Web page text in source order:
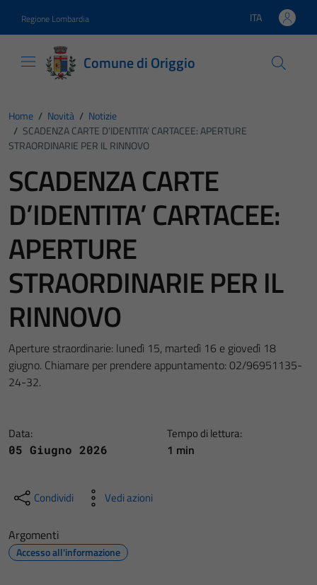
Regione Lombardia Lingua attiva:
ITA
Comune di Origgio
Home / Novità / Notizie
/ SCADENZA CARTE D’IDENTITA’ CARTACEE: APERTURE
STRAORDINARIE PER IL RINNOVO
SCADENZA CARTE
D’IDENTITA’ CARTACEE:
APERTURE
STRAORDINARIE PER IL
RINNOVO
Aperture straordinarie: lunedì 15, martedì 16 e giovedì 18
giugno. Chiamare per prendere appuntamento: 02/96951135-
24-32.
Data:
05 Giugno 2026
Tempo di lettura:
1 min
Condividi Vedi azioni
Argomenti
Accesso all'informazione